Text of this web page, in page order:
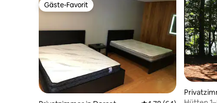
Gäste-Favorit
Gäste-Favorit